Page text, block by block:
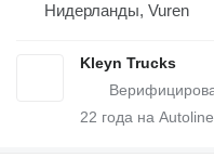
Нидерланды, Vuren
Kleyn Trucks
22 года на Autoline